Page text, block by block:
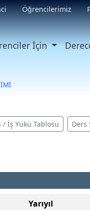
Öğrencilerimiz
İçin
/ İş Yükü Tablosu Ders
Yarıyıl